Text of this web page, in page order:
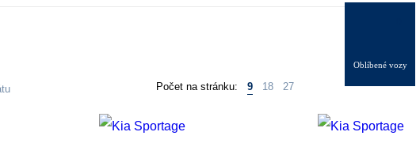
Oblíbené vozy
Počet na stránku: 9 18 27